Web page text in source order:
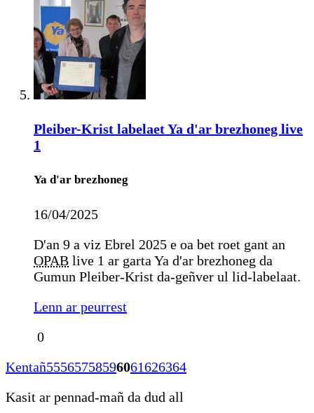
Pleiber-Krist labelaet Ya d'ar brezhoneg live
1
Ya d'ar brezhoneg
16/04/2025
D'an 9 a viz Ebrel 2025 e oa bet roet gant an
OPAB live 1 ar garta Ya d'ar brezhoneg da
Gumun Pleiber-Krist da-geñver ul lid-labelaat.
Lenn ar peurrest
0
Kentañ55565758596061626364
Kasit ar pennad-mañ da dud all